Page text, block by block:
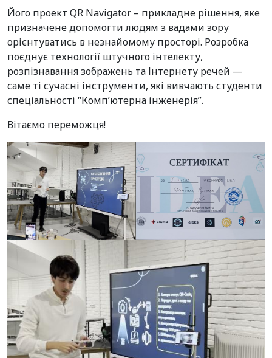
Його проект QR Navigator – прикладне рішення, яке
призначене допомогти людям з вадами зору
орієнтуватись в незнайомому просторі. Розробка
поєднує технології штучного інтелекту,
розпізнавання зображень та Інтернету речей —
саме ті сучасні інструменти, які вивчають студенти
спеціальності “Комп’ютерна інженерія”.
Вітаємо переможця!